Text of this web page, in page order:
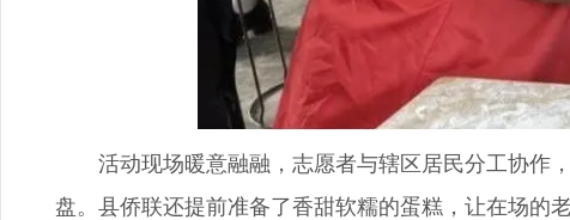
活动现场暖意融融，志愿者与辖区居民分工协作，
盘。县侨联还提前准备了香甜软糯的蛋糕，让在场的